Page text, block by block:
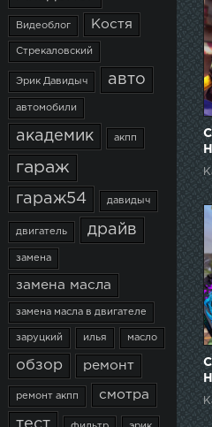
Видеоблог Костя
Стрекаловский
Эрик Давидыч авто
автомобили
академик акпп
гараж
гараж54 давидыч
двигатель драйв
замена
замена масла
замена масла в двигателе
заруцкий илья масло
обзор ремонт
ремонт акпп смотра